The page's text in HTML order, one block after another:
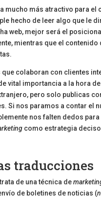
mucho más atractivo para
hecho de leer algo que le
web, mejor será el
mientras que el contenido
colaboran con clientes
vital importancia a la hora
pero solo publicas
Si nos paramos a contar el
nos falten dedos
como estrategia
traducciones
de una técnica de
de boletines de noticias (